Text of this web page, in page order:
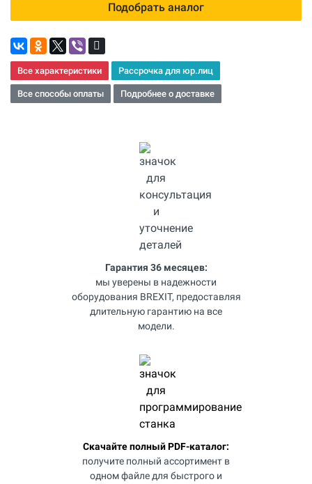
Подобрать аналог
Все характеристики Рассрочка для юр.лиц
Все способы оплаты Подробнее о доставке
Гарантия 36 месяцев:
мы уверены в надежности
оборудования BREXIT, предоставляя
длительную гарантию на все
модели.
Скачайте полный PDF-каталог:
получите полный ассортимент в
одном файле для быстрого и